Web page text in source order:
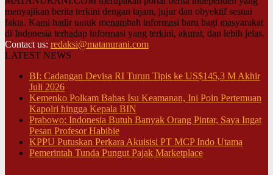
menyajikan berita terkini dengan tajam, jujur dan obyektif sesuai
fakta. Kami hadir untuk menambah informasi baru bagi masyarakat
di Indonesia terhadap informasi yang terkini, akurat, dan lebih jelas.
Contact us: redaksi@matanurani.com
LATEST NEWS
BI: Cadangan Devisa RI Turun Tipis ke US$145,3 M Akhir
Juli 2026
Kemenko Polkam Bahas Isu Keamanan, Ini Poin Pertemuan
Kapolri hingga Kepala BIN
Prabowo: Indonesia Butuh Banyak Orang Pintar, Saya Ingat
Pesan Profesor Habibie
KPPU Putuskan Perkara Akuisisi PT MCP Indo Utama
Pemerintah Tunda Pungut Pajak Marketplace